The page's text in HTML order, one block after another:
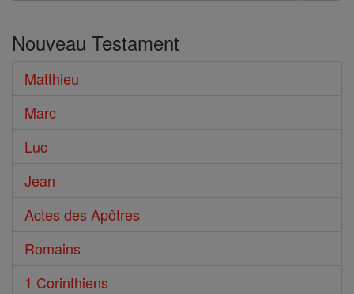
le
Bible
Nouveau Testament
Matthieu
Marc
Luc
Jean
Actes des Apôtres
Romains
1 Corinthiens